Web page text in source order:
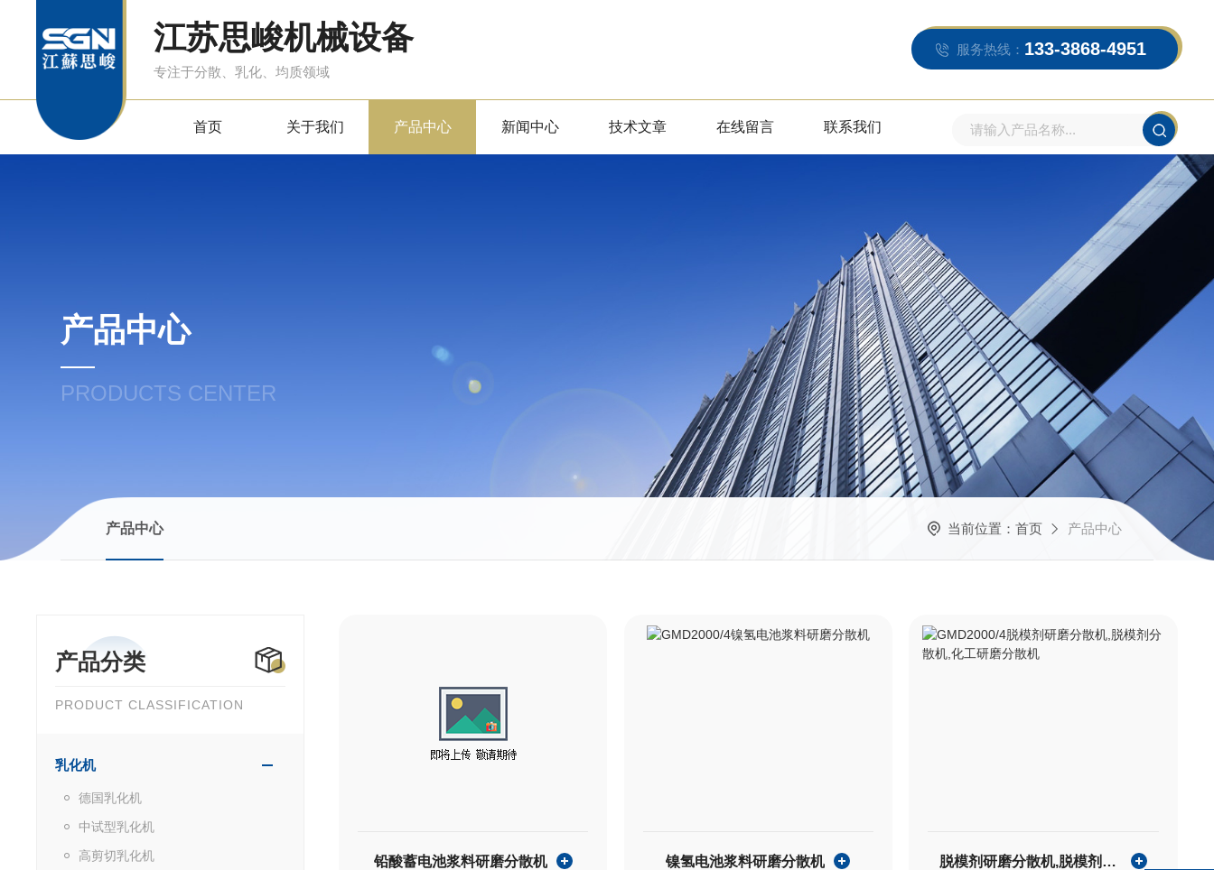
江苏思峻机械设备
专注于分散、乳化、均质领域
服务热线： 133-3868-4951
首页 关于我们 产品中心 新闻中心 技术文章 在线留言 联系我们
产品中心
PRODUCTS CENTER
产品中心 当前位置： 首页 产品中心
产品分类
PRODUCT CLASSIFICATION
乳化机
德国乳化机
中试型乳化机
高剪切乳化机
铅酸蓄电池浆料研磨分散机
镍氢电池浆料研磨分散机
脱模剂研磨分散机,脱模剂分散机,化工研磨分散机